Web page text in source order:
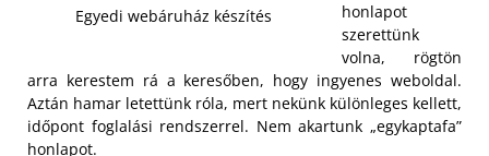
Egyedi webáruház készítés
honlapot
szerettünk
volna, rögtön
arra kerestem rá a keresőben, hogy ingyenes weboldal.
Aztán hamar letettünk róla, mert nekünk különleges kellett,
időpont foglalási rendszerrel. Nem akartunk „egykaptafa”
honlapot.